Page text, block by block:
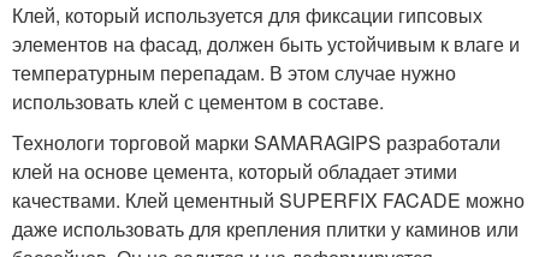
Клей, который используется для фиксации гипсовых
элементов на фасад, должен быть устойчивым к влаге и
температурным перепадам. В этом случае нужно
использовать клей с цементом в составе.
Технологи торговой марки SAMARAGIPS разработали
клей на основе цемента, который обладает этими
качествами. Клей цементный SUPERFIX FACADE можно
даже использовать для крепления плитки у каминов или